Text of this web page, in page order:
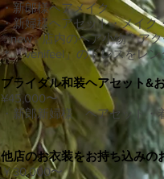
・新郎様ヘアメイク
・新婦様ヘアセット・メイク
✨new✨店内のヘア小物、ア
＊「venifeel」のドレスをレ
ブライダル和装ヘアセット&
¥45,000〜
・新郎新婦様 ヘアセット・
他店のお衣装をお持ち込みの
￥30,000〜